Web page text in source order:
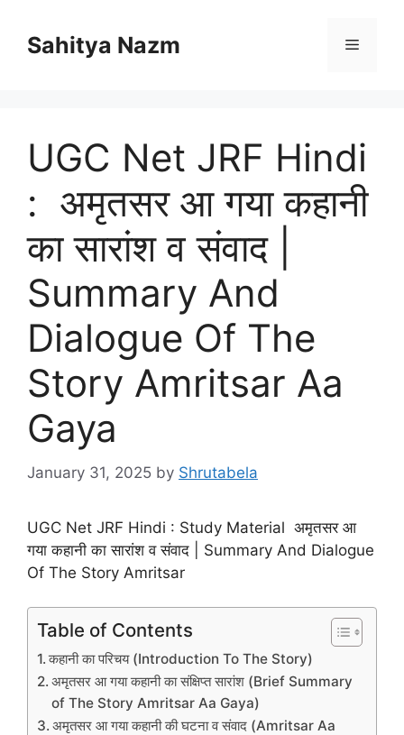
Sahitya Nazm
UGC Net JRF Hindi
: अमृतसर आ गया कहानी
का सारांश व संवाद |
Summary And
Dialogue Of The
Story Amritsar Aa
Gaya
January 31, 2025 by Shrutabela
UGC Net JRF Hindi : Study Material अमृतसर आ
गया कहानी का सारांश व संवाद | Summary And Dialogue
Of The Story Amritsar
Table of Contents
कहानी का परिचय (Introduction To The Story)
अमृतसर आ गया कहानी का संक्षिप्त सारांश (Brief Summary
of The Story Amritsar Aa Gaya)
अमृतसर आ गया कहानी की घटना व संवाद (Amritsar Aa